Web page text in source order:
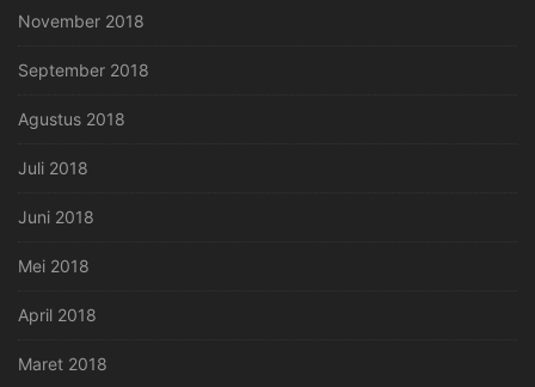
November 2018
September 2018
Agustus 2018
Juli 2018
Juni 2018
Mei 2018
April 2018
Maret 2018